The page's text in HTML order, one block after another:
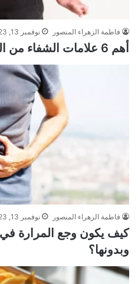
فاطمة الزهراء المنصور نوفمبر 13, 2023
أهم 6 علامات الشفاء من العملية القيصرية
فاطمة الزهراء المنصور نوفمبر 13, 2023
كيف يكون وجع المرارة
وبدونها؟